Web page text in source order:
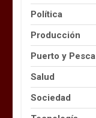
Política
Producción
Puerto y Pesca
Salud
Sociedad